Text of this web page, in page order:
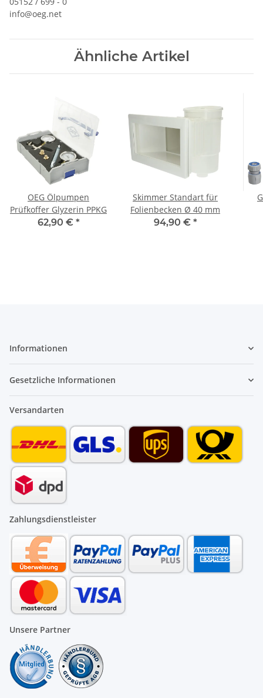
info@oeg.net
Ähnliche Artikel
OEG Ölpumpen
Prüfkoffer Glyzerin PPKG
62,90 € *
Skimmer Standart für
Folienbecken Ø 40 mm
94,90 € *
Informationen
Gesetzliche Informationen
Versandarten
Zahlungsdienstleister
Unsere Partner